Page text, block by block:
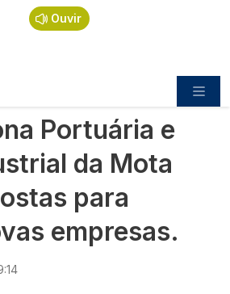
principal
Ouvir
estrutural
Economia
e Zona Industrial da Mota
Portuária e
da Mota
para
empresas.